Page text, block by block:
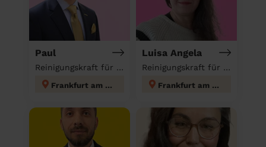
Paul
Reinigungskraft für deinen Haushalt
Frankfurt am Main
Luisa Angela
Reinigungskraft für deinen Haushalt
Frankfurt am Main